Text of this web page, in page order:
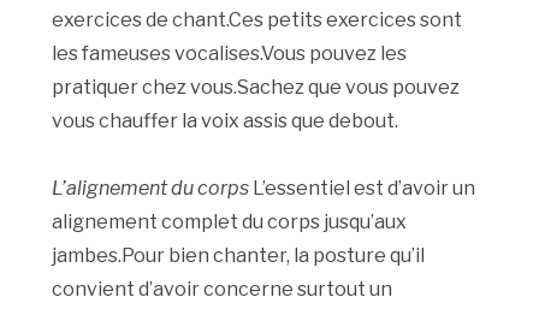
exercices de chant.Ces petits exercices sont
les fameuses vocalises.Vous pouvez les
pratiquer chez vous.Sachez que vous pouvez
vous chauffer la voix assis que debout.
L’alignement du corps L’essentiel est d’avoir un
alignement complet du corps jusqu’aux
jambes.Pour bien chanter, la posture qu’il
convient d’avoir concerne surtout un